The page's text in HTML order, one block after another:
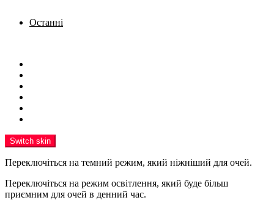
Останні
Switch skin
Переключіться на темний режим, який ніжніший для очей.
Переключіться на режим освітлення, який буде більш
приємним для очей в денний час.